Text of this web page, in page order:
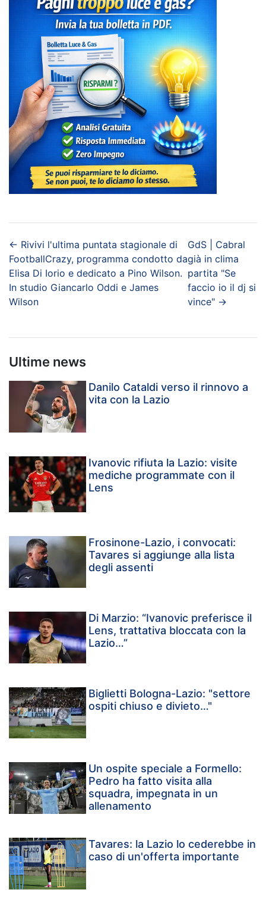
← Rivivi l'ultima puntata stagionale di
FootballCrazy, programma condotto da
Elisa Di Iorio e dedicato a Pino Wilson.
In studio Giancarlo Oddi e James
Wilson
GdS | Cabral
già in clima
partita "Se
faccio io il dj si
vince" →
Ultime news
Danilo Cataldi verso il rinnovo a
vita con la Lazio
Ivanovic rifiuta la Lazio: visite
mediche programmate con il
Lens
Frosinone-Lazio, i convocati:
Tavares si aggiunge alla lista
degli assenti
Di Marzio: “Ivanovic preferisce il
Lens, trattativa bloccata con la
Lazio…”
Biglietti Bologna-Lazio: "settore
ospiti chiuso e divieto…"
Un ospite speciale a Formello:
Pedro ha fatto visita alla
squadra, impegnata in un
allenamento
Tavares: la Lazio lo cederebbe in
caso di un'offerta importante